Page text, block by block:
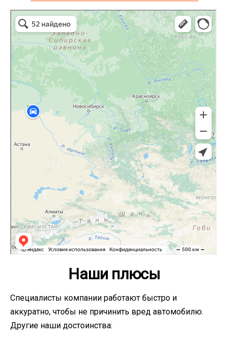
Волоколамск
Наши плюсы
Специалисты компании работают быстро и
аккуратно, чтобы не причинить вред автомобилю.
Другие наши достоинства: